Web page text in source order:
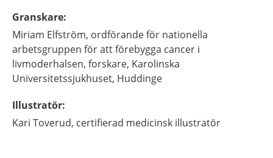
Granskare:
Miriam Elfström, ordförande för nationella
arbetsgruppen för att förebygga cancer i
livmoderhalsen, forskare, Karolinska
Universitetssjukhuset, Huddinge
Illustratör:
Kari Toverud, certifierad medicinsk illustratör